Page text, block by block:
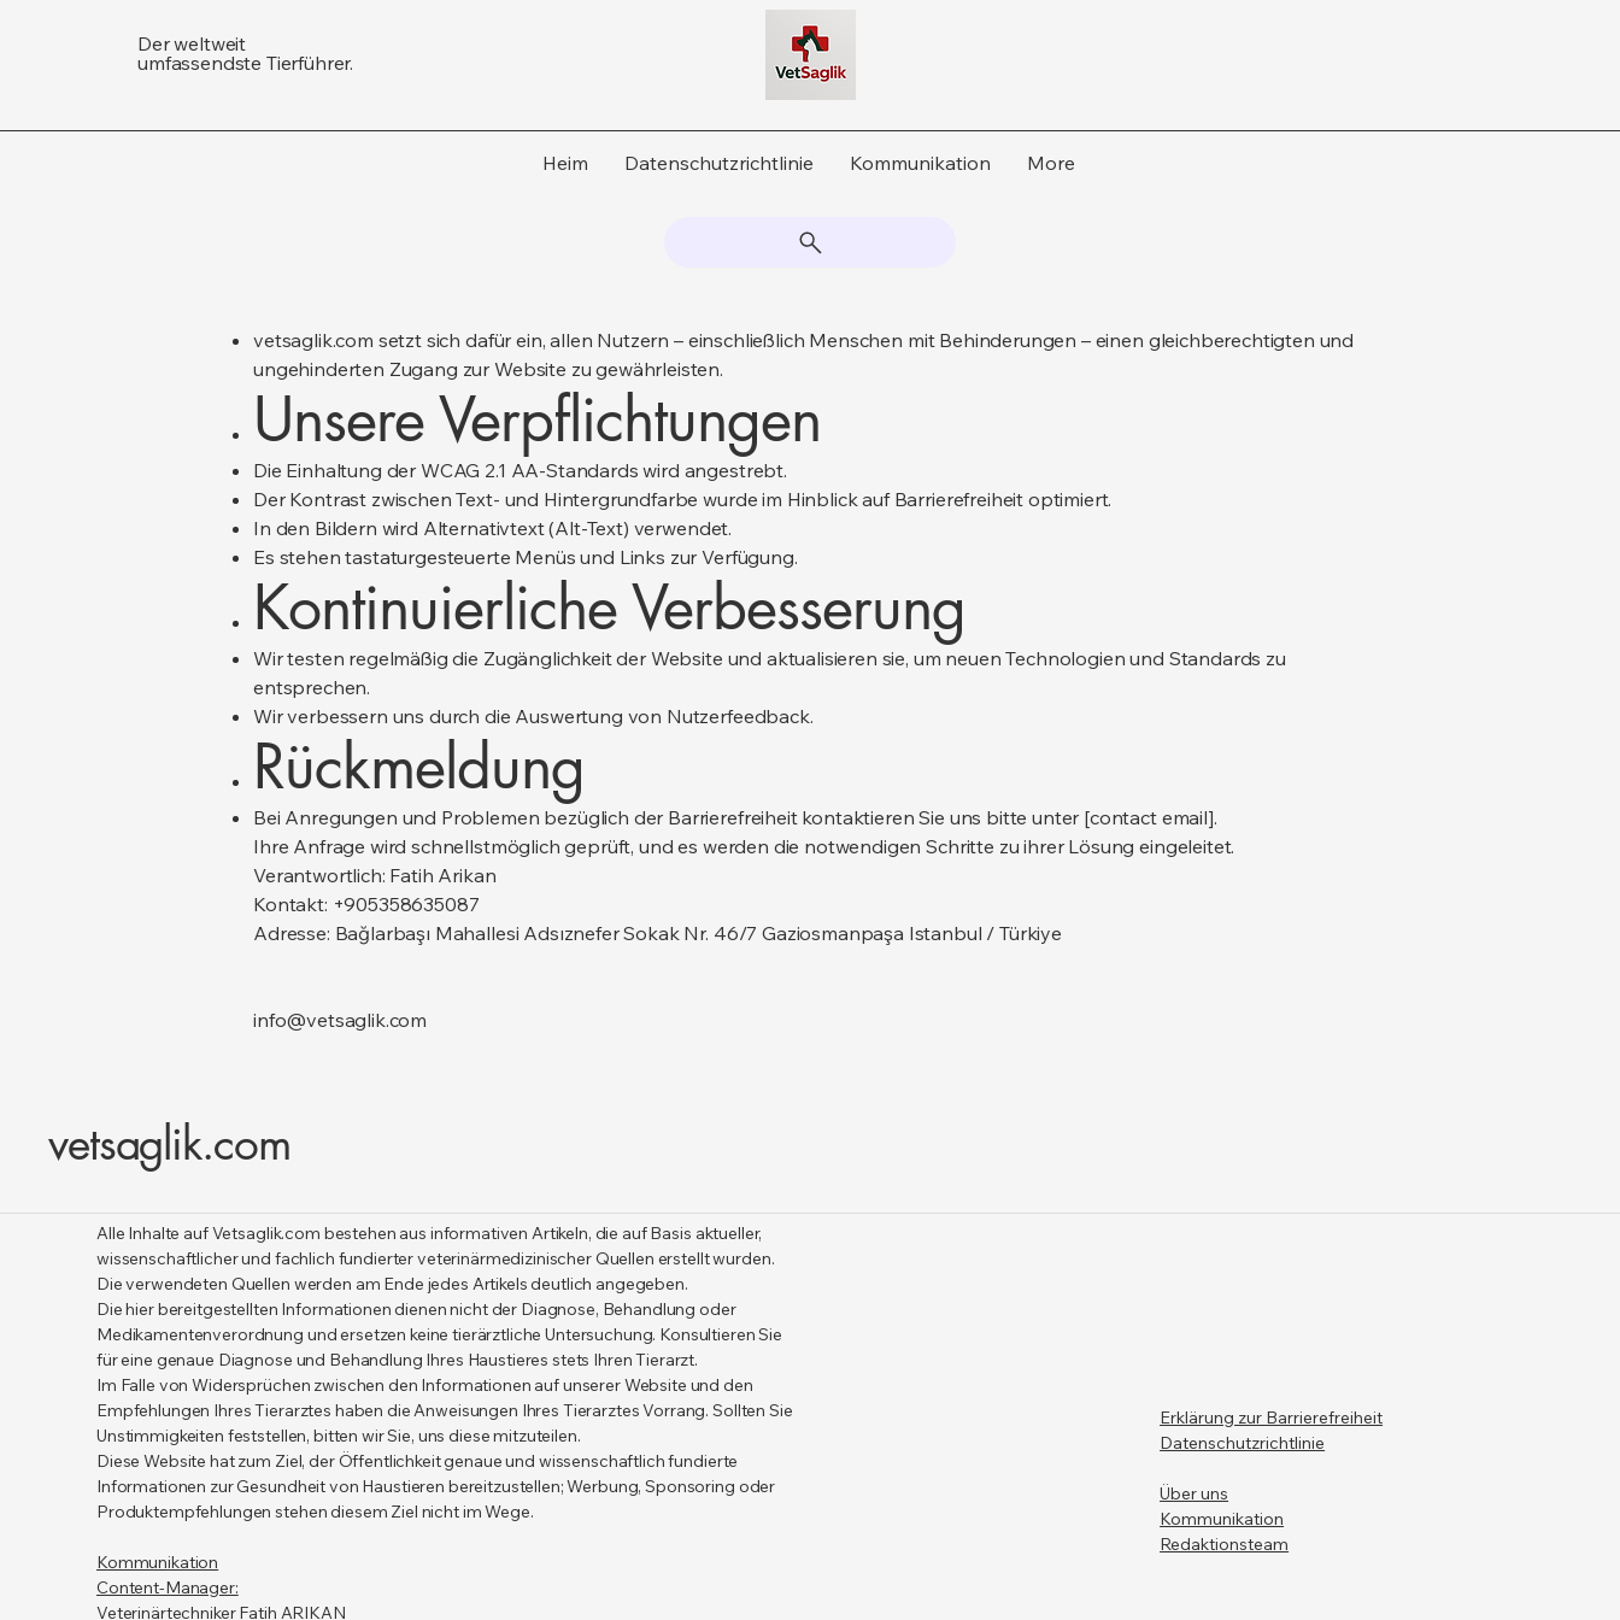
Der weltweit
umfassendste Tierführer.
Heim Datenschutzrichtlinie Kommunikation More
vetsaglik.com setzt sich dafür ein, allen Nutzern – einschließlich Menschen mit Behinderungen – einen gleichberechtigten und
ungehinderten Zugang zur Website zu gewährleisten.
Unsere Verpflichtungen
Die Einhaltung der WCAG 2.1 AA-Standards wird angestrebt.
Der Kontrast zwischen Text- und Hintergrundfarbe wurde im Hinblick auf Barrierefreiheit optimiert.
In den Bildern wird Alternativtext (Alt-Text) verwendet.
Es stehen tastaturgesteuerte Menüs und Links zur Verfügung.
Kontinuierliche Verbesserung
Wir testen regelmäßig die Zugänglichkeit der Website und aktualisieren sie, um neuen Technologien und Standards zu
entsprechen.
Wir verbessern uns durch die Auswertung von Nutzerfeedback.
Rückmeldung
Bei Anregungen und Problemen bezüglich der Barrierefreiheit kontaktieren Sie uns bitte unter [contact email].
Ihre Anfrage wird schnellstmöglich geprüft, und es werden die notwendigen Schritte zu ihrer Lösung eingeleitet.
Verantwortlich: Fatih Arikan
Kontakt: +905358635087
Adresse: Bağlarbaşı Mahallesi Adsıznefer Sokak Nr. 46/7 Gaziosmanpaşa Istanbul / Türkiye
info@vetsaglik.com
vetsaglik.com
Alle Inhalte auf Vetsaglik.com bestehen aus informativen Artikeln, die auf Basis aktueller,
wissenschaftlicher und fachlich fundierter veterinärmedizinischer Quellen erstellt wurden.
Die verwendeten Quellen werden am Ende jedes Artikels deutlich angegeben.
Die hier bereitgestellten Informationen dienen nicht der Diagnose, Behandlung oder
Medikamentenverordnung und ersetzen keine tierärztliche Untersuchung. Konsultieren Sie
für eine genaue Diagnose und Behandlung Ihres Haustieres stets Ihren Tierarzt.
Im Falle von Widersprüchen zwischen den Informationen auf unserer Website und den
Empfehlungen Ihres Tierarztes haben die Anweisungen Ihres Tierarztes Vorrang. Sollten Sie
Unstimmigkeiten feststellen, bitten wir Sie, uns diese mitzuteilen.
Diese Website hat zum Ziel, der Öffentlichkeit genaue und wissenschaftlich fundierte
Informationen zur Gesundheit von Haustieren bereitzustellen; Werbung, Sponsoring oder
Produktempfehlungen stehen diesem Ziel nicht im Wege.
Kommunikation
Content-Manager:
Veterinärtechniker Fatih ARIKAN
Erklärung zur Barrierefreiheit
Datenschutzrichtlinie
Über uns
Kommunikation
Redaktionsteam